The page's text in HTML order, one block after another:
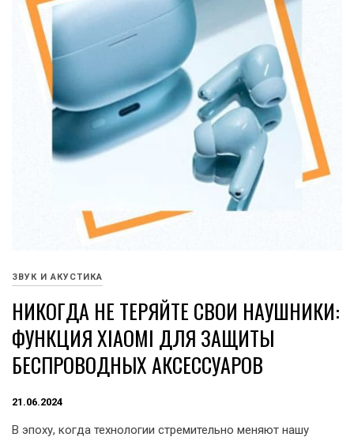
ЗВУК И АКУСТИКА
НИКОГДА НЕ ТЕРЯЙТЕ СВОИ НАУШНИКИ:
ФУНКЦИЯ XIAOMI ДЛЯ ЗАЩИТЫ
БЕСПРОВОДНЫХ АКСЕССУАРОВ
21.06.2024
В эпоху, когда технологии стремительно меняют нашу